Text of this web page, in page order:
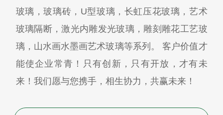
玻璃，玻璃砖，U型玻璃，长虹压花玻璃，艺术
玻璃隔断，激光内雕发光玻璃，雕刻雕花工艺玻
璃，山水画水墨画艺术玻璃等系列。 客户价值才
能使企业常青！只有创新，只有开放，才有未
来！我们愿与您携手，相生协力，共赢未来！